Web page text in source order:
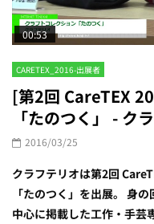
00:53
CARETEX_2016-出展者
[第2回 CareTEX
「たのつく」 - ​ク
2016/03/25
クラフテリオは第2回
「たのつく」を出展。 身
中心に掲載した工作・手芸